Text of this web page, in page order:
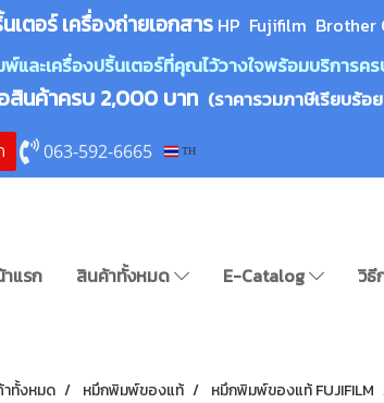
เตอร์ เครื่องถ่ายเอกสาร HP Fujifilm Brother
ละเครื่องปริ้นเตอร์ที่คุณไว้วางใจพร้อมบริการค
สินค้าครบ 2,000 บาท (ราคารวมภาษีเรียบร้อ
063-592-6665 TH
แรก สินค้าทั้งหมด E-Catalog วิธี
ทั้งหมด หมึกพิมพ์ของแท้ หมึกพิมพ์ของแท้ FUJIFILM